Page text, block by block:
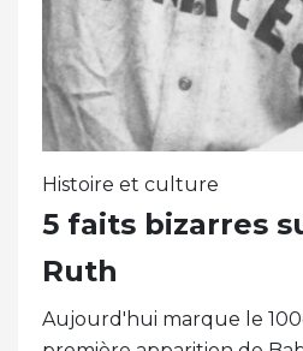
Histoire et culture
5 faits bizarres
Ruth
Aujourd'hui marque le